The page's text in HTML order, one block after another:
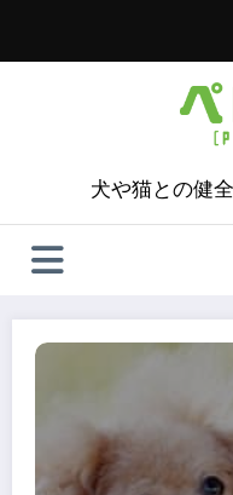
犬や猫との健